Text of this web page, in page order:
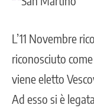
L’11 Novembre
riconosciuto
viene eletto
Ad esso si è